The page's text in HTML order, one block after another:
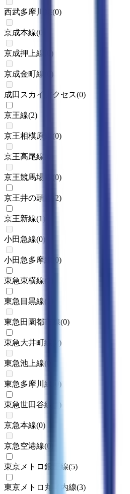
西武多摩川線 (0)
京成本線(0
京成押上線 )
京成金町線 )
成田スカイアクセス(0)
京王線(2)
京王相模原線 (0)
京王高尾線
京王競馬場線 0)
京王井の頭線 2)
京王新線(1)
小田急線(0)
小田急多摩線 0)
東急東横線(
東急目黒線(
東急田園都市線(0)
東急大井町線 )
東急池上線(
東急多摩川線 )
東急世田谷線 )
京急本線(0)
京急空港線(0
東京メトロ銀座線(5)
東京メトロ丸ノ内線(3)